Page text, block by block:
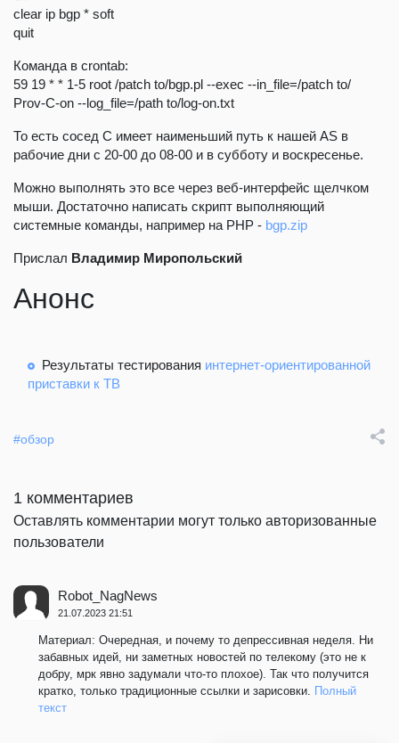
clear ip bgp * soft
quit
Команда в crontab:
59 19 * * 1-5 root /patch to/bgp.pl --exec --in_file=/patch to/
Prov-C-on --log_file=/path to/log-on.txt
То есть сосед С имеет наименьший путь к нашей AS в
рабочие дни с 20-00 до 08-00 и в субботу и воскресенье.
Можно выполнять это все через веб-интерфейс щелчком
мыши. Достаточно написать скрипт выполняющий
системные команды, например на PHP - bgp.zip
Прислал Владимир Миропольский
Анонс
Результаты тестирования интернет-ориентированной
приставки к ТВ
#обзор
1 комментариев
Оставлять комментарии могут только авторизованные
пользователи
Robot_NagNews
21.07.2023 21:51
Материал: Очередная, и почему то депрессивная неделя. Ни
забавных идей, ни заметных новостей по телекому (это не к
добру, мрк явно задумали что-то плохое). Так что получится
кратко, только традиционные ссылки и зарисовки. Полный
текст